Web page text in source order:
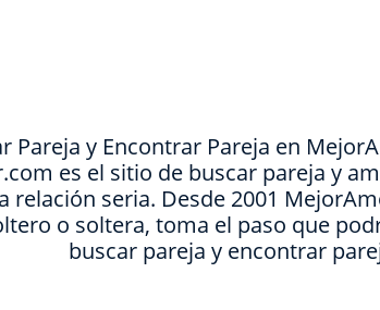
Pareja y Encontrar Pareja en
es el sitio de buscar pareja y
relación seria. Desde 2001
o soltera, toma el paso que
buscar pareja y encontrar